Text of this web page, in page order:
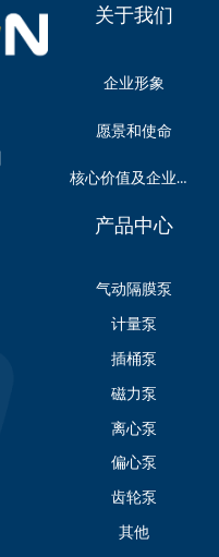
关于我们
企业形象
愿景和使命
核心价值及企业文化
产品中心
气动隔膜泵
计量泵
插桶泵
磁力泵
离心泵
偏心泵
齿轮泵
其他